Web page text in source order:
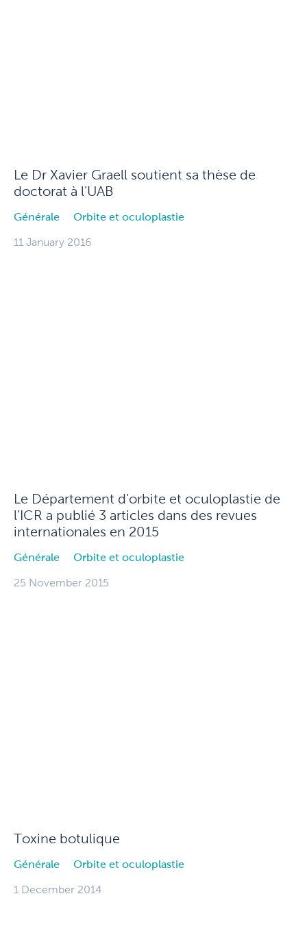
Le Dr Xavier Graell soutient sa thèse de
doctorat à l’UAB
Générale Orbite et oculoplastie
11 January 2016
Le Département d’orbite et oculoplastie de
l’ICR a publié 3 articles dans des revues
internationales en 2015
Générale Orbite et oculoplastie
25 November 2015
Toxine botulique
Générale Orbite et oculoplastie
1 December 2014